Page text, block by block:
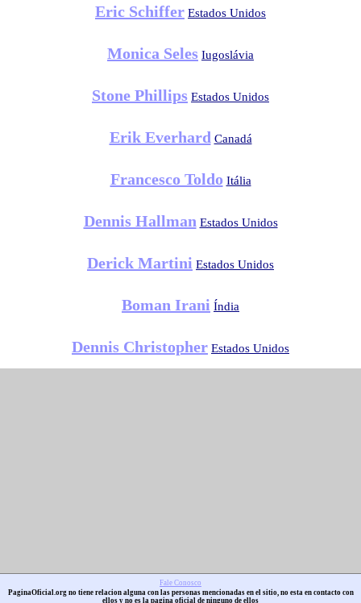
Eric Schiffer Estados Unidos
Monica Seles Iugoslávia
Stone Phillips Estados Unidos
Erik Everhard Canadá
Francesco Toldo Itália
Dennis Hallman Estados Unidos
Derick Martini Estados Unidos
Boman Irani Índia
Dennis Christopher Estados Unidos
Fale Conosco
PaginaOficial.org no tiene relacion alguna con las personas mencionadas en el sitio, no esta en contacto con
ellos y no es la pagina oficial de ninguno de ellos